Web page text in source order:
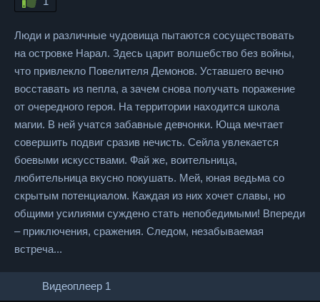
Люди и различные чудовища пытаются сосуществовать
на островке Нарал. Здесь царит волшебство без войны,
что привлекло Повелителя Демонов. Уставшего вечно
восставать из пепла, а зачем снова получать поражение
от очередного героя. На территории находится школа
магии. В ней учатся забавные девчонки. Юща мечтает
совершить подвиг сразив нечисть. Сейла увлекается
боевыми искусствами. Фай же, воительница,
любительница вкусно покушать. Мей, юная ведьма со
скрытым потенциалом. Каждая из них хочет славы, но
общими усилиями суждено стать непобедимыми! Впереди
– приключения, сражения. Следом, незабываемая
встреча...
Видеоплеер 1